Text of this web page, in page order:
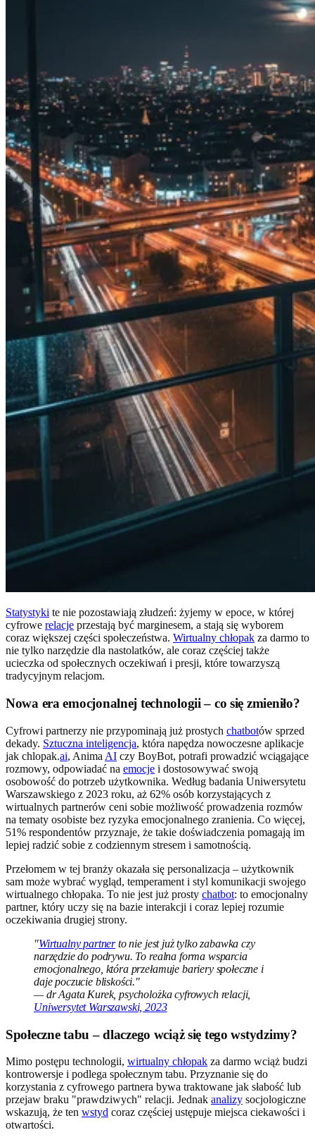
Statystyki te nie pozostawiają złudzeń: żyjemy w epoce, w której
cyfrowe relacje przestają być marginesem, a stają się wyborem
coraz większej części społeczeństwa. Wirtualny chłopak za darmo to
nie tylko narzędzie dla nastolatków, ale coraz częściej także
ucieczka od społecznych oczekiwań i presji, które towarzyszą
tradycyjnym relacjom.
Nowa era emocjonalnej technologii – co się zmieniło?
Cyfrowi partnerzy nie przypominają już prostych chatbotów sprzed
dekady. Sztuczna inteligencja, która napędza nowoczesne aplikacje
jak chlopak.ai, Anima AI czy BoyBot, potrafi prowadzić wciągające
rozmowy, odpowiadać na emocje i dostosowywać swoją
osobowość do potrzeb użytkownika. Według badania Uniwersytetu
Warszawskiego z 2023 roku, aż 62% osób korzystających z
wirtualnych partnerów ceni sobie możliwość prowadzenia rozmów
na tematy osobiste bez ryzyka emocjonalnego zranienia. Co więcej,
51% respondentów przyznaje, że takie doświadczenia pomagają im
lepiej radzić sobie z codziennym stresem i samotnością.
Przełomem w tej branży okazała się personalizacja – użytkownik
sam może wybrać wygląd, temperament i styl komunikacji swojego
wirtualnego chłopaka. To nie jest już prosty chatbot: to emocjonalny
partner, który uczy się na bazie interakcji i coraz lepiej rozumie
oczekiwania drugiej strony.
"Wirtualny partnerto nie jest już tylko zabawka czy
narzędzie do podrywu. To realna forma wsparcia
emocjonalnego, która przełamuje bariery społeczne i
daje poczucie bliskości."
— dr Agata Kurek, psycholożka cyfrowych relacji,
Uniwersytet Warszawski, 2023
Społeczne tabu – dlaczego wciąż się tego wstydzimy?
Mimo postępu technologii, wirtualny chłopak za darmo wciąż budzi
kontrowersje i podlega społecznym tabu. Przyznanie się do
korzystania z cyfrowego partnera bywa traktowane jak słabość lub
przejaw braku "prawdziwych" relacji. Jednak analizy socjologiczne
wskazują, że ten wstyd coraz częściej ustępuje miejsca ciekawości i
otwartości.